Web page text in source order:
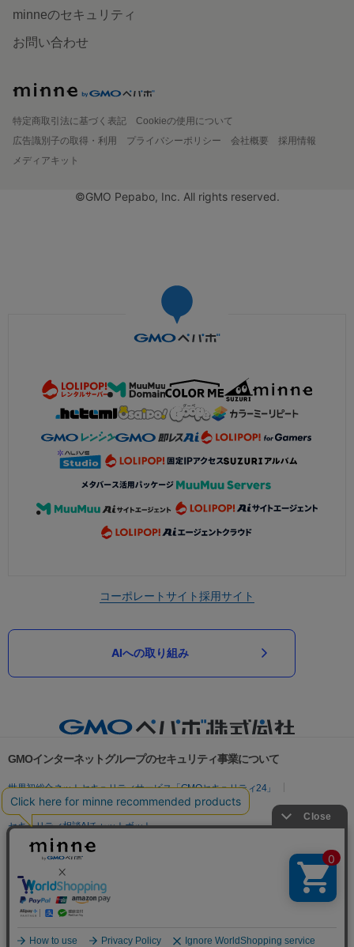
minneのセキュリティ
お問い合わせ
特定商取引法に基づく表記
Cookieの使用について
広告識別子の取得・利用
プライバシーポリシー 会社概要
採用情報
メディアキット
©GMO Pepabo, Inc. All rights reserved.
コーポレートサイト採用サイト
AIへの取り組み
GMOインターネットグループのセキュリティ事業について
世界初総合ネットセキュリティサービス「GMOセキュリティ24」
パスワード漏洩診断
Webサイトリスク診断
セキュリティ相談AIチャットボット
実在証明・盗聴対策
サイバー攻撃対策（GMO Flatt Security）
セキュリティ事業の軌跡